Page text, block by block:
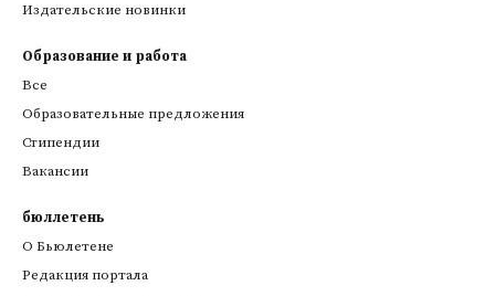
Издательские новинки
Образование и работа
Все
Образовательные предложения
Стипендии
Вакансии
бюллетень
О Бьюлетене
Редакция портала